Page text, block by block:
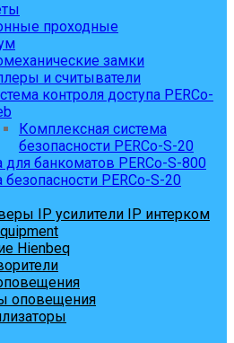
проходные
замки
и считыватели
контроля доступа PERCo-
Комплексная система
безопасности PERCo-S-20
для банкоматов PERCo-S-800
безопасности PERCo-S-20
IP усилители IP интерком
Hienbeq
оповещения